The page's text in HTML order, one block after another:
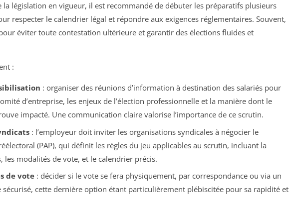
législation en vigueur, il est recommandé de débuter les préparatifs plusieurs
respecter le calendrier légal et répondre aux exigences réglementaires. Souvent,
éviter toute contestation ultérieure et garantir des élections fluides et
:
: organiser des réunions d’information à destination des salariés pour
d’entreprise, les enjeux de l’élection professionnelle et la manière dont le
impacté. Une communication claire valorise l’importance de ce scrutin.
: l’employeur doit inviter les organisations syndicales à négocier le
(PAP), qui définit les règles du jeu applicables au scrutin, incluant la
les modalités de vote, et le calendrier précis.
de vote: décider si le vote se fera physiquement, par correspondance ou via un
cette dernière option étant particulièrement plébiscitée pour sa rapidité et